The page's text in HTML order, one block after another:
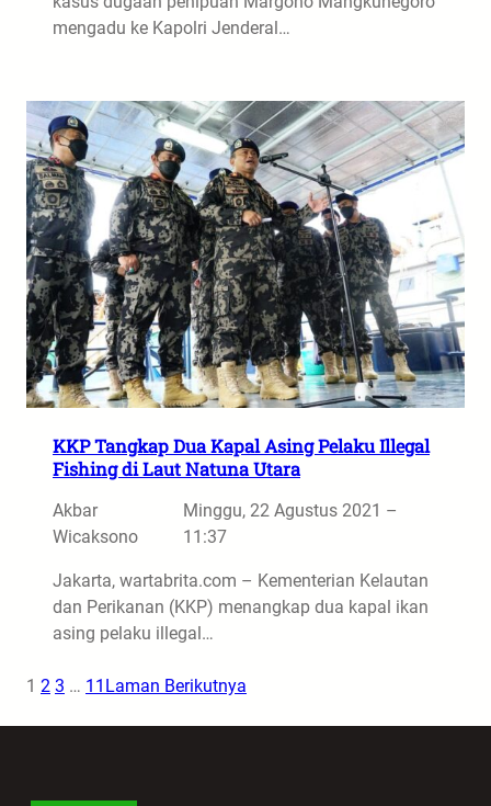
mengadu ke Kapolri Jenderal…
KKP Tangkap Dua Kapal Asing Pelaku Illegal
Fishing di Laut Natuna Utara
Akbar
Wicaksono
Minggu, 22 Agustus 2021 –
11:37
Jakarta, wartabrita.com – Kementerian Kelautan
dan Perikanan (KKP) menangkap dua kapal ikan
asing pelaku illegal…
1 2 3 … 11 Laman Berikutnya